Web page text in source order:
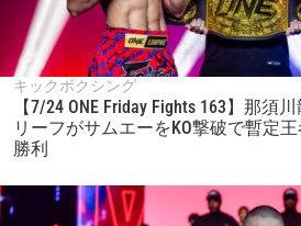
キックボクシング
【7/24 ONE Friday Fights 163】那須
リーフがサムエーをKO撃破で暫定
勝利